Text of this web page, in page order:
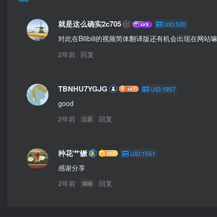
就是这么确实2c705 UID:520
对此在Bilibili的视频简体翻译版还有机会出现在网站
2年前 回复
TBNHU7YGJG UID:1957
good
2年前
江苏 回复
种花艹鳜 UID:1551
感谢分享
2年前
湖南 回复